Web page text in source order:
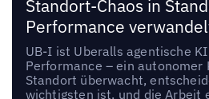
Standort-Chaos in
Performance
UB-I ist Uberalls agentische
Performance – ein autonomer
Standort überwacht,
wichtigsten ist, und die Arbeit